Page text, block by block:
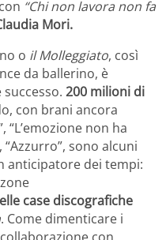
“Chi non lavora non fa
Mori.
o il Molleggiato, così
da ballerino, è
200 milioni di
con brani ancora
non ha
“Azzurro”, sono alcuni
anticipatore dei tempi:
case discografiche
. Come dimenticare i
collaborazione con